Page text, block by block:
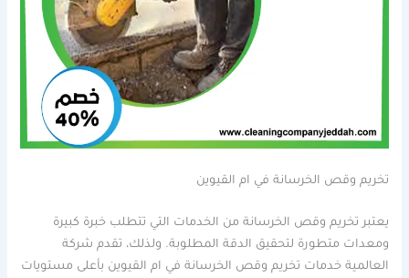
تخريم وقص الخرسانة في ام القيوين
يعتبر تخريم وقص الخرسانة من الخدمات التي تتطلب خبرة كبيرة
ومعدات متطورة لتحقيق الدقة المطلوبة. ولذلك، تقدم شركة
العالمية خدمات تخريم وقص الخرسانة في ام القيوين بأعلى مستويات